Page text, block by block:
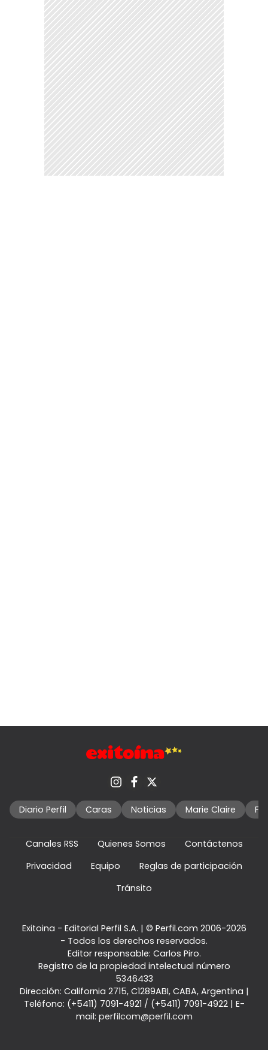
Diario Perfil Caras Noticias Marie Claire
Canales RSS Quienes Somos
Contáctenos
Privacidad
Equipo
Reglas de participación
Tránsito
Exitoina - Editorial Perfil S.A. | © Perfil.com 2006-2026
- Todos los derechos reservados.
Editor responsable: Carlos Piro.
Registro de la propiedad intelectual número
5346433
Dirección: California 2715, C1289ABI, CABA, Argentina |
Teléfono: (+5411) 7091-4921 / (+5411) 7091-4922| E-
mail: perfilcom@perfil.com